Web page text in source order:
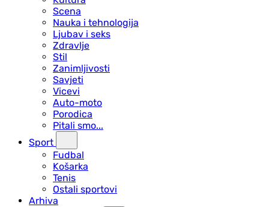
Scena
Nauka i tehnologija
Ljubav i seks
Zdravlje
Stil
Zanimljivosti
Savjeti
Vicevi
Auto-moto
Porodica
Pitali smo...
Sport
Fudbal
Košarka
Tenis
Ostali sportovi
Arhiva